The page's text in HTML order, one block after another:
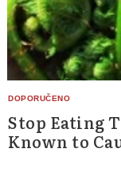
Stop Eating
Known to